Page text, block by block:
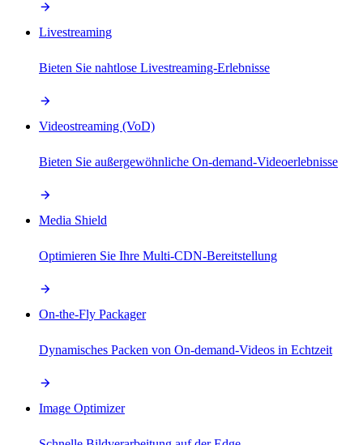
Livestreaming
Bieten Sie nahtlose Livestreaming-Erlebnisse
Videostreaming (VoD)
Bieten Sie außergewöhnliche On-demand-Videoerlebnisse
Media Shield
Optimieren Sie Ihre Multi-CDN-Bereitstellung
On-the-Fly Packager
Dynamisches Packen von On-demand-Videos in Echtzeit
Image Optimizer